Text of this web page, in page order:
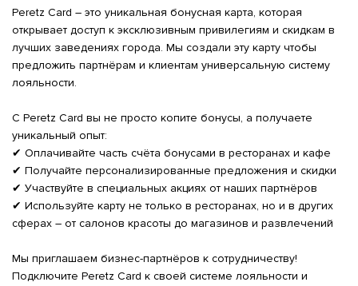
Peretz Card – это уникальная бонусная карта, которая
открывает доступ к эксклюзивным привилегиям и скидкам в
лучших заведениях города. Мы создали эту карту чтобы
предложить партнёрам и клиентам универсальную систему
лояльности.
С Peretz Card вы не просто копите бонусы, а получаете
уникальный опыт:
✔ Оплачивайте часть счёта бонусами в ресторанах и кафе
✔ Получайте персонализированные предложения и скидки
✔ Участвуйте в специальных акциях от наших партнёров
✔ Используйте карту не только в ресторанах, но и в других
сферах – от салонов красоты до магазинов и развлечений
Мы приглашаем бизнес-партнёров к сотрудничеству!
Подключите Peretz Card к своей системе лояльности и